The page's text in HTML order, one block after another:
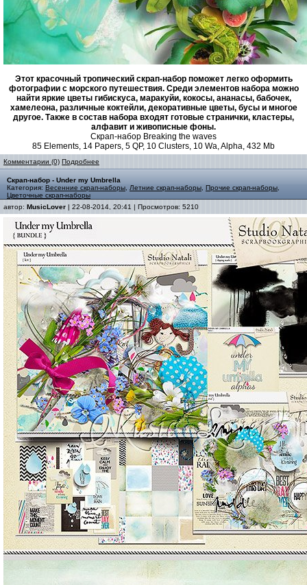
Этот красочный тропический скрап-набор поможет легко оформить
фотографии с морского путешествия. Среди элементов набора можно
найти яркие цветы гибискуса, маракуйи, кокосы, ананасы, бабочек,
хамелеона, различные коктейли, декоративные цветы, бусы и многое
другое. Также в состав набора входят готовые странички, кластеры,
алфавит и живописные фоны.
Скрап-набор Breaking the waves
85 Elements, 14 Papers, 5 QP, 10 Clusters, 10 Wa, Alpha, 432 Mb
Комментарии (0) Подробнее
Скрап-набор - Under my Umbrella
Категория: Весенние скрап-наборы Летние скрап-наборы Прочие скрап-наборы
Цветочные скрап-наборы
автор: MusicLover | 22-08-2014, 20:41 | Просмотров: 5210